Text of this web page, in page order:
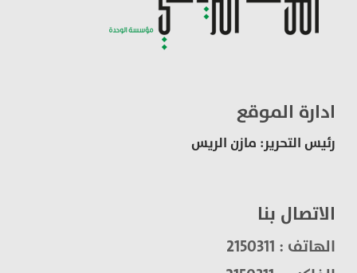
ادارة الموقع
رئيس التحرير: مازن الريس
الاتصال بنا
الهاتف : 2150311